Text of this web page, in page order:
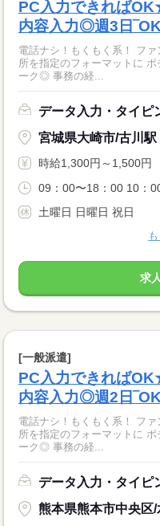
PC入力できれば
内容入力◎週3日‾OK
電話ナシ！もくもく系！ ファンクラブに申込みをした方の名前や住
所を指定のフォーマットに
ーク◎ 事務の経...
データ入力・タイピ
宮城県大崎市/古川駅
時給1,300円～1,500円
09：00〜18：00 10：
土曜日 日曜日 祝日
求
[一般派遣]
PC入力できれば
内容入力◎週2日‾OK
電話ナシ！もくもく系！ ファンクラブに申込みをした方の名前や住
所を指定のフォーマットに
ーク◎ 事務の経...
データ入力・タイピ
熊本県熊本市中央区/